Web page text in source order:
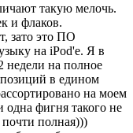
такую мелочь.
и флаков.
зато это ПО
на iPod'e. Я в
недели на полное
в едином
на моем
одна фигня такого не
полная)))